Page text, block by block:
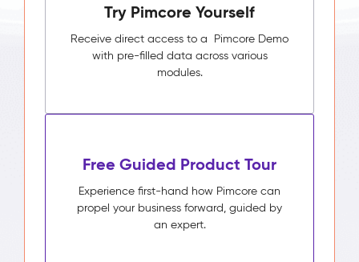
Try Pimcore Yourself
Receive direct access to a Pimcore Demo
with pre-filled data across various
modules.
Free Guided Product Tour
Experience first-hand how Pimcore can
propel your business forward, guided by
an expert.